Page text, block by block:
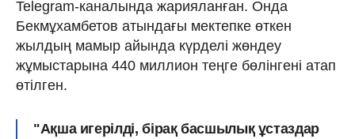
Telegram-каналында жарияланған. Онда
Бекмұхамбетов атындағы мектепке өткен
жылдың мамыр айында күрделі жөндеу
жұмыстарына 440 миллион теңге бөлінгені атап
өтілген.
"Ақша игерілді, бірақ басшылық ұстаздар